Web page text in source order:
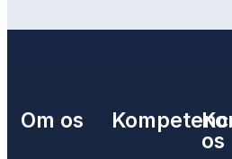
Om os
os